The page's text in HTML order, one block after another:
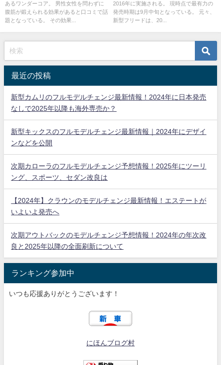
あるワンダーコア。 男性女性を問わずに
腹筋が鍛えられる効果があると口コミで話
題となっている。 その効果...
2016年に実施される。 現時点で最有力の
発売時期は9月中旬となっている。 元々、
新型フリードは、20...
最近の投稿
新型カムリのフルモデルチェンジ最新情報！2024年に日本発売
なしで2025年以降も海外専売か？
新型キックスのフルモデルチェンジ最新情報｜2024年にデザイ
ンなどを公開
次期カローラのフルモデルチェンジ予想情報！2025年にツーリ
ング、スポーツ、セダン改良は
【2024年】クラウンのモデルチェンジ最新情報！エステートが
いよいよ発売へ
次期アウトバックのモデルチェンジ予想情報！2024年の年次改
良と2025年以降の全面刷新について
ランキング参加中
いつも応援ありがとうございます！
にほんブログ村